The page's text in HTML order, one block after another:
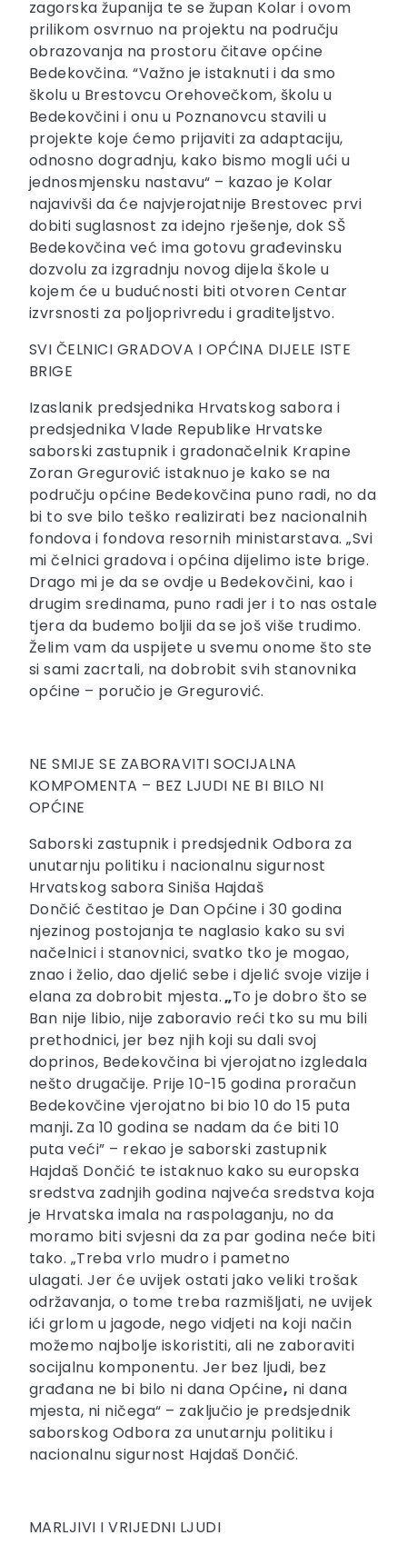
zagorska županija te se župan Kolar i ovom
prilikom osvrnuo na projektu na području
obrazovanja na prostoru čitave općine
Bedekovčina. “Važno je istaknuti i da smo
školu u Brestovcu Orehovečkom, školu u
Bedekovčini i onu u Poznanovcu stavili u
projekte koje ćemo prijaviti za adaptaciju,
odnosno dogradnju, kako bismo mogli ući u
jednosmjensku nastavu“ – kazao je Kolar
najavivši da će najvjerojatnije Brestovec prvi
dobiti suglasnost za idejno rješenje, dok SŠ
Bedekovčina već ima gotovu građevinsku
dozvolu za izgradnju novog dijela škole u
kojem će u budućnosti biti otvoren Centar
izvrsnosti za poljoprivredu i graditeljstvo.
SVI ČELNICI GRADOVA I OPĆINA DIJELE ISTE
BRIGE
Izaslanik predsjednika Hrvatskog sabora i
predsjednika Vlade Republike Hrvatske
saborski zastupnik i gradonačelnik Krapine
Zoran Gregurović istaknuo je kako se na
području općine Bedekovčina puno radi, no da
bi to sve bilo teško realizirati bez nacionalnih
fondova i fondova resornih ministarstava. „Svi
mi čelnici gradova i općina dijelimo iste brige.
Drago mi je da se ovdje u Bedekovčini, kao i
drugim sredinama, puno radi jer i to nas ostale
tjera da budemo boljii da se još više trudimo.
Želim vam da uspijete u svemu onome što ste
si sami zacrtali, na dobrobit svih stanovnika
općine – poručio je Gregurović.
NE SMIJE SE ZABORAVITI SOCIJALNA
KOMPOMENTA – BEZ LJUDI NE BI BILO NI
OPĆINE
Saborski zastupnik i predsjednik Odbora za
unutarnju politiku i nacionalnu sigurnost
Hrvatskog sabora Siniša Hajdaš
Dončić čestitao je Dan Općine i 30 godina
njezinog postojanja te naglasio kako su svi
načelnici i stanovnici, svatko tko je mogao,
znao i želio, dao djelić sebe i djelić svoje vizije i
elana za dobrobit mjesta.„To je dobro što se
Ban nije libio, nije zaboravio reći tko su mu bili
prethodnici, jer bez njih koji su dali svoj
doprinos, Bedekovčina bi vjerojatno izgledala
nešto drugačije. Prije 10-15 godina proračun
Bedekovčine vjerojatno bi bio 10 do 15 puta
manji. Za 10 godina se nadam da će biti 10
puta veći” – rekao je saborski zastupnik
Hajdaš Dončić te istaknuo kako su europska
sredstva zadnjih godina najveća sredstva koja
je Hrvatska imala na raspolaganju, no da
moramo biti svjesni da za par godina neće biti
tako. „Treba vrlo mudro i pametno
ulagati. Jer će uvijek ostati jako veliki trošak
održavanja, o tome treba razmišljati, ne uvijek
ići grlom u jagode, nego vidjeti na koji način
možemo najbolje iskoristiti, ali ne zaboraviti
socijalnu komponentu. Jer bez ljudi, bez
građana ne bi bilo ni dana Općine, ni dana
mjesta, ni ničega“ – zaključio je predsjednik
saborskog Odbora za unutarnju politiku i
nacionalnu sigurnost Hajdaš Dončić.
MARLJIVI I VRIJEDNI LJUDI